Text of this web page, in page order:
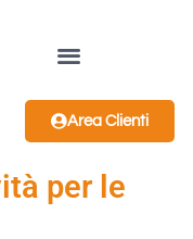
Area Clienti
per le